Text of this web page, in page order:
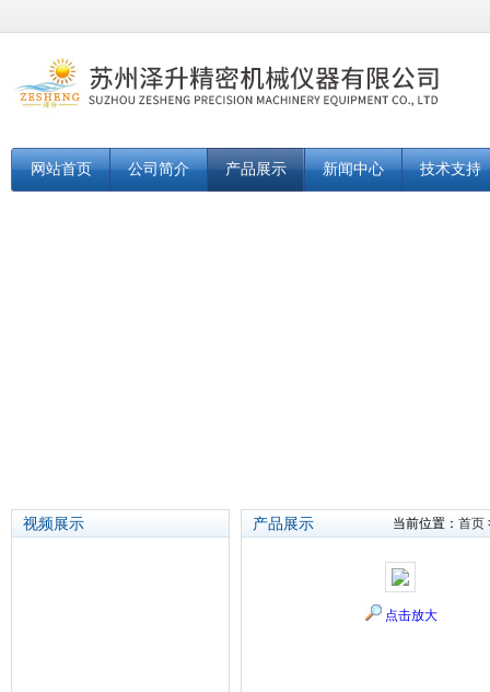
网站首页 公司简介 产品展示 新闻中心 技术支持
视频展示 产品展示 当前位置： 首页
点击放大